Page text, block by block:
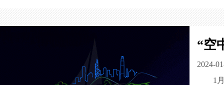
“空
2024-
1